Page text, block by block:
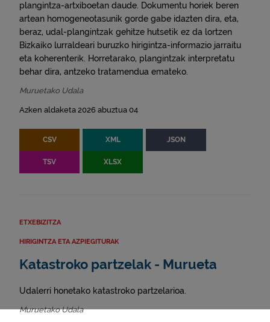
plangintza-artxiboetan daude. Dokumentu horiek beren
artean homogeneotasunik gorde gabe idazten dira, eta,
beraz, udal-plangintzak gehitze hutsetik ez da lortzen
Bizkaiko lurraldeari buruzko hirigintza-informazio jarraitu
eta koherenterik. Horretarako, plangintzak interpretatu
behar dira, antzeko tratamendua emateko.
Muruetako Udala
Azken aldaketa 2026 abuztua 04
CSV XML JSON
TSV XLSX
ETXEBIZITZA
HIRIGINTZA ETA AZPIEGITURAK
Katastroko partzelak - Murueta
Udalerri honetako katastroko partzelarioa.
Muruetako Udala